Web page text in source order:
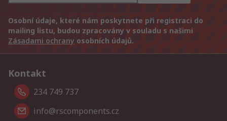
Osobní údaje, které nám poskytnete při registraci do
mailing listu, budou zpracovány v souladu s našimi
Zásadami ochrany osobních údajů.
Kontakt
234 749 737
info@rscomponents.cz